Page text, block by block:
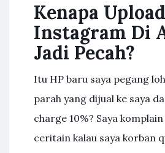
Kenapa
Instagram Di
Jadi Pecah?
Itu HP baru saya pegang
parah yang dijual ke saya
charge 10%? Saya
ceritain kalau saya korban